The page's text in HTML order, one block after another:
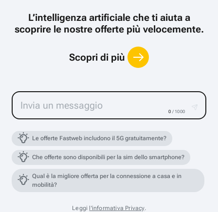
L’intelligenza artificiale che ti aiuta a
scoprire le nostre offerte più velocemente.
Scopri di più
0 / 1000
Le offerte Fastweb includono il 5G gratuitamente?
Che offerte sono disponibili per la sim dello smartphone?
Qual è la migliore offerta per la connessione a casa e in
mobilità?
Leggi l'informativa Privacy.